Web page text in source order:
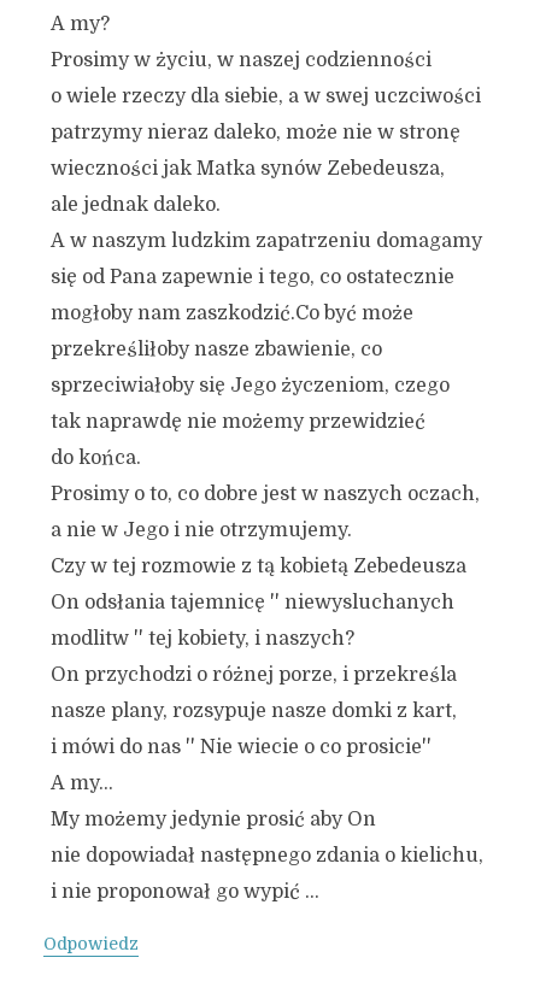
A my?
Prosimy w życiu, w naszej codzienności
o wiele rzeczy dla siebie, a w swej uczciwości
patrzymy nieraz daleko, może nie w stronę
wieczności jak Matka synów Zebedeusza,
ale jednak daleko.
A w naszym ludzkim zapatrzeniu domagamy
się od Pana zapewnie i tego, co ostatecznie
mogłoby nam zaszkodzić.Co być może
przekreśliłoby nasze zbawienie, co
sprzeciwiałoby się Jego życzeniom, czego
tak naprawdę nie możemy przewidzieć
do końca.
Prosimy o to, co dobre jest w naszych oczach,
a nie w Jego i nie otrzymujemy.
Czy w tej rozmowie z tą kobietą Zebedeusza
On odsłania tajemnicę '' niewysluchanych
modlitw '' tej kobiety, i naszych?
On przychodzi o różnej porze, i przekreśla
nasze plany, rozsypuje nasze domki z kart,
i mówi do nas '' Nie wiecie o co prosicie''
A my…
My możemy jedynie prosić aby On
nie dopowiadał następnego zdania o kielichu,
i nie proponował go wypić …
Odpowiedz